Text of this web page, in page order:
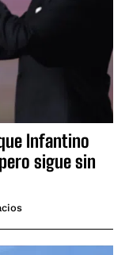
Infantino
sigue sin